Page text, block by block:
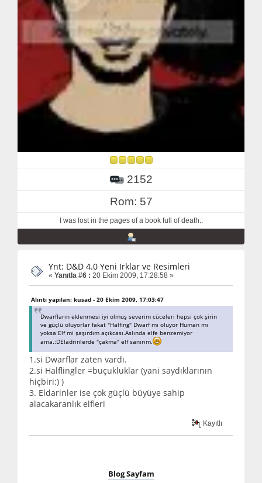
2152
Rom: 57
I was lost in the pages of a book full of death..
Ynt: D&D 4.0 Yeni Irklar ve Resimleri
« Yanıtla #6 : 20 Ekim 2009, 17:28:58 »
Alıntı yapılan: kusad - 20 Ekim 2009, 17:03:47
Dwarfların eklenmesi iyi olmuş severim cüceleri hepsi çok şirin
ve güçlü oluyorlar fakat "Halfing" Dwarf mı oluyor Human mı
yoksa Elf mi şaşırdım açıkcası.Aslında elfe benzemiyor
ama.:DEladrinlerde "çakma" elf sanırım.
1.si Dwarflar zaten vardı.
2.si Halflingler =buçukluklar (yani saydıklarının
hiçbiri:) )
3. Eldarinler ise çok güçlü büyüye sahip
alacakaranlık elfleri
Kayıtlı
Blog Sayfam